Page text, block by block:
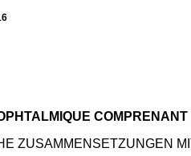
ZUSAMMENSETZUNGEN